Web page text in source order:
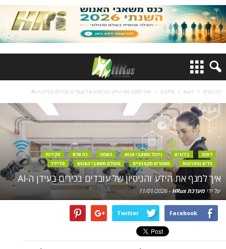
דף הבית דעות בלוגים איך למנף את הידע והניסיון של עובדים בכירים בעידן ה-AI
דעות בלוגים ניהול משאבי אנוש השמה כח אדם
סקירות
כלים ופתרונות
מאמרים מקצועיים מעולם משאבי האנוש סליידר
איך למנף את הידע והניסיון של עובדים בכירים בעידן ה-AI
על ידי מערכת HRus -
11/01/2026
Facebook
Twitter